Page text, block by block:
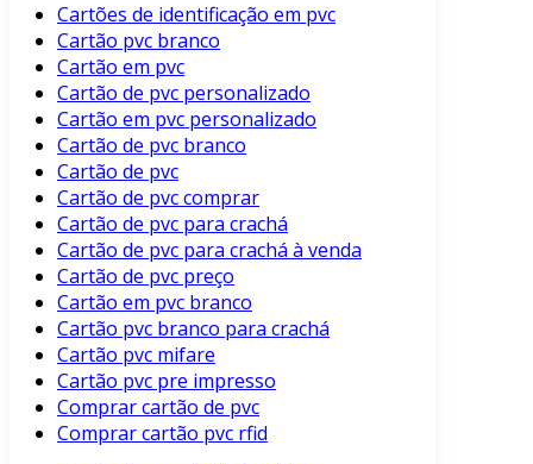
Cartões de identificação em pvc
Cartão pvc branco
Cartão em pvc
Cartão de pvc personalizado
Cartão em pvc personalizado
Cartão de pvc branco
Cartão de pvc
Cartão de pvc comprar
Cartão de pvc para crachá
Cartão de pvc para crachá à venda
Cartão de pvc preço
Cartão em pvc branco
Cartão pvc branco para crachá
Cartão pvc mifare
Cartão pvc pre impresso
Comprar cartão de pvc
Comprar cartão pvc rfid